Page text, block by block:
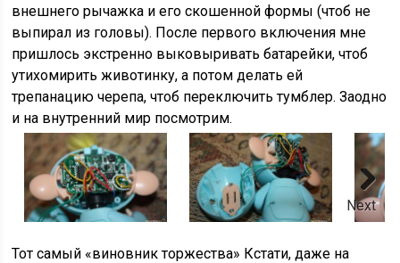
внешнего рычажка и его скошенной формы (чтоб не
выпирал из головы). После первого включения мне
пришлось экстренно выковыривать батарейки, чтоб
утихомирить животинку, а потом делать ей
трепанацию черепа, чтоб переключить тумблер. Заодно
и на внутренний мир посмотрим.
Next
Тот самый «виновник торжества» Кстати, даже на